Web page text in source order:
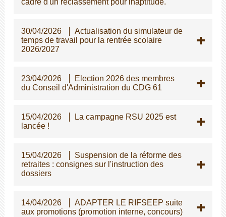
cadre d'un reclassement pour inaptitude.
30/04/2026
Actualisation du simulateur de
temps de travail pour la rentrée scolaire
2026/2027
23/04/2026
Election 2026 des membres
du Conseil d'Administration du CDG 61
15/04/2026
La campagne RSU 2025 est
lancée !
15/04/2026
Suspension de la réforme des
retraites : consignes sur l'instruction des
dossiers
14/04/2026
ADAPTER LE RIFSEEP suite
aux promotions (promotion interne, concours)